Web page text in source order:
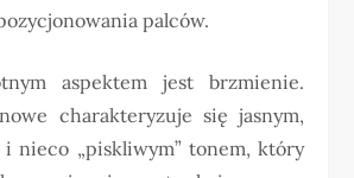
palców.
aspektem jest brzmienie.
charakteryzuje się jasnym,
i nieco „piskliwym” tonem, który